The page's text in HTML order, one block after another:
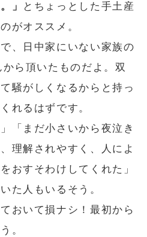
」
とちょっとした手土産
がオススメ。
、日中家にいない家族の
ら頂いたものだよ。双
騒がしくなるからと持っ
れるはずです。
「まだ小さいから夜泣き
理解されやすく、人によ
おすそわけしてくれた」
た人もいるそう。
おいて損ナシ！最初から
。